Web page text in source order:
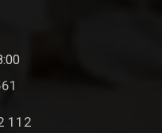
112